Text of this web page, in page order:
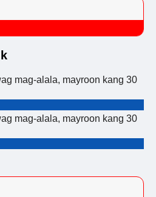
mag-alala, mayroon kang 30
mag-alala, mayroon kang 30